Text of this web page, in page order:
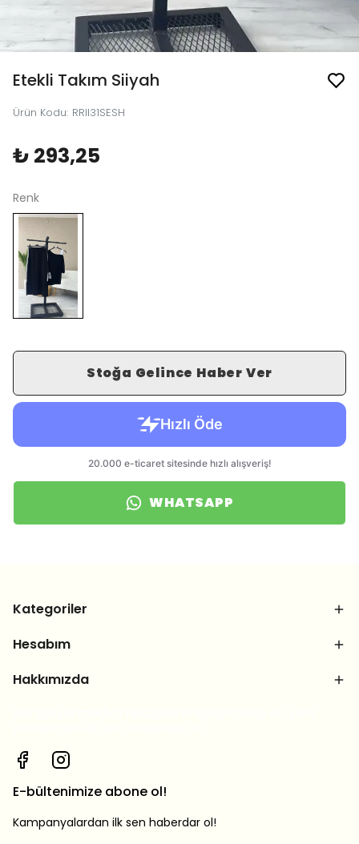
Etekli Takım Siiyah
Ürün Kodu: RRII31SESH
₺ 293,25
Renk
Stoğa Gelince Haber Ver
WHATSAPP
Kategoriler
Hesabım
Hakkımızda
E-bültenimize abone ol!
Kampanyalardan ilk sen haberdar ol!